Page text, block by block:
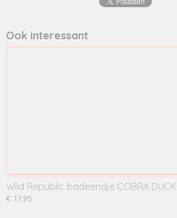
Ook interessant
Wild Republic badeendje COBRA DUCK
€ 17,95